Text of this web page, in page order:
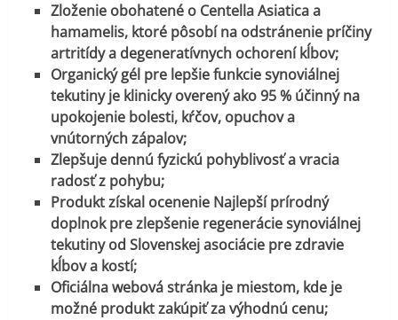
Zloženie obohatené o Centella Asiatica a
hamamelis, ktoré pôsobí na odstránenie príčiny
artritídy a degeneratívnych ochorení kĺbov;
Organický gél pre lepšie funkcie synoviálnej
tekutiny je klinicky overený ako 95 % účinný na
upokojenie bolesti, kŕčov, opuchov a
vnútorných zápalov;
Zlepšuje dennú fyzickú pohyblivosť a vracia
radosť z pohybu;
Produkt získal ocenenie Najlepší prírodný
doplnok pre zlepšenie regenerácie synoviálnej
tekutiny od Slovenskej asociácie pre zdravie
kĺbov a kostí;
Oficiálna webová stránka je miestom, kde je
možné produkt zakúpiť za výhodnú cenu;